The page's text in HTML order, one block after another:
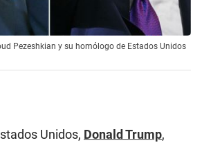
Pezeshkian y su homólogo de Estados Unidos
Unidos, Donald Trump,